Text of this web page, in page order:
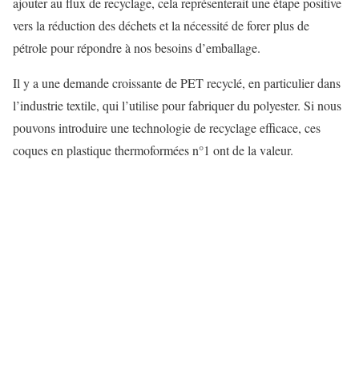
vers la réduction des déchets et la nécessité de forer plus de
pétrole pour répondre à nos besoins d’emballage.
Il y a une demande croissante de PET recyclé, en particulier dans
l’industrie textile, qui l’utilise pour fabriquer du polyester. Si nous
pouvons introduire une technologie de recyclage efficace, ces
coques en plastique thermoformées n°1 ont de la valeur.